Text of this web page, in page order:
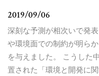
2019/09/06
深刻な予測が相次いで発
や環境面での制約が明ら
を与えました。 こうした
置された「環境と開発に